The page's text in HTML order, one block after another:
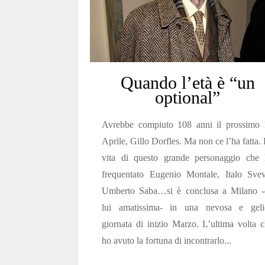
Quando l’età è “un
optional”
Avrebbe compiuto 108 anni il prossimo
Aprile, Gillo Dorfles. Ma non ce l’ha fatta.
vita di questo grande personaggio che
frequentato Eugenio Montale, Italo
Umberto Saba…si è conclusa a Milano -
lui amatissima- in una nevosa e
giornata di inizio Marzo. L’ultima volta
ho avuto la fortuna di incontrarlo...